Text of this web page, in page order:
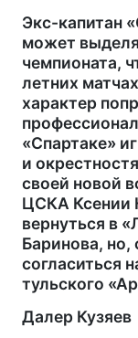
Экс-капитан
может
чемпионата,
летних
характер
«Спартаке»
и
своей новой
ЦСКА Ксении
вернуться в
Баринова, но,
согласиться
тульского
Далер Кузяев